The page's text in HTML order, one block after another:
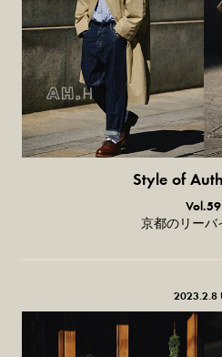
Style of
普通の服、普通
Vol.59
京都のリーバ
2023.2.8